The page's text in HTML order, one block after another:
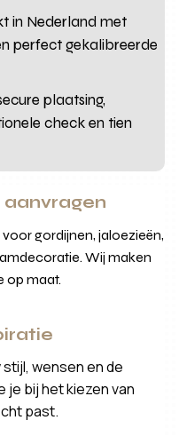
in Nederland met
perfect gekalibreerde
plaatsing,
check en tien
gordijnen, jaloezieën,
Wij maken
op maat.
wensen en de
je bij het kiezen van
past.